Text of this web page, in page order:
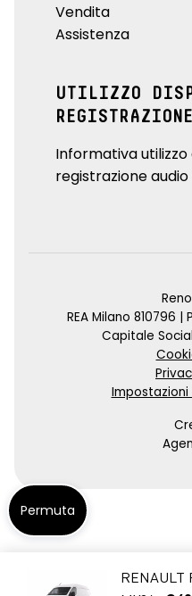
RENAULT
Vendita
Assistenza
UTILIZZO
REGISTRAZIONE
Informativa utilizzo
registrazione
REA Milano 810796 |
Capitale
Permuta